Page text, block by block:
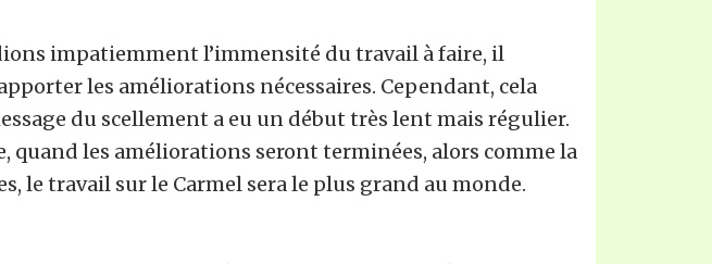
impatiemment l’immensité du travail à faire, il
les améliorations nécessaires. Cependant, cela
du scellement a eu un début très lent mais régulier.
quand les améliorations seront terminées, alors comme la
le travail sur le Carmel sera le plus grand au monde.